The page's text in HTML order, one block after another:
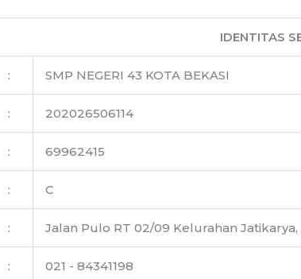
IDENTITAS
: SMP NEGERI 43 KOTA BEKASI
: 202026506114
: 69962415
: C
: Jalan Pulo RT 02/09 Kelurahan
: 021 - 84341198